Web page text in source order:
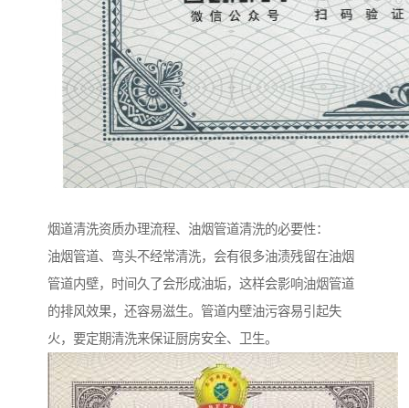
烟道清洗资质办理流程、油烟管道清洗的必要性：
油烟管道、弯头不经常清洗，会有很多油渍残留在油烟
管道内壁，时间久了会形成油垢，这样会影响油烟管道
的排风效果，还容易滋生。管道内壁油污容易引起失
火，要定期清洗来保证厨房安全、卫生。